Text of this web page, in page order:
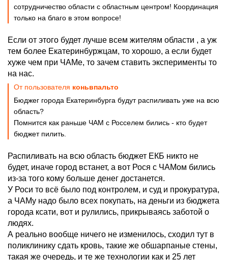
сотрудничество области с областным центром! Координация
только на благо в этом вопросе!
Если от этого будет лучше всем жителям области , а уж
тем более Екатеринбуржцам, то хорошо, а если будет
хуже чем при ЧАМе, то зачем ставить эксперименты то
на нас.
От пользователя коньвпальто
Бюджег города Екатеринбурга будут распиливать уже на всю
область?
Помнится как раньше ЧАМ с Росселем бились - кто будет
бюджет пилить.
Распиливать на всю область бюджет ЕКБ никто не
будет, иначе город встанет, а вот Рося с ЧАМом бились
из-за того кому больше денег достанется.
У Роси то всё было под контролем, и суд и прокуратура,
а ЧАМу надо было всех покупать, на деньги из бюджета
города ксати, вот и рулились, прикрываясь заботой о
людях.
А реально вообще ничего не изменилось, сходил тут в
поликлинику сдать кровь, такие же обшарпаные стены,
такая же очередь, и те же технологии как и 25 лет